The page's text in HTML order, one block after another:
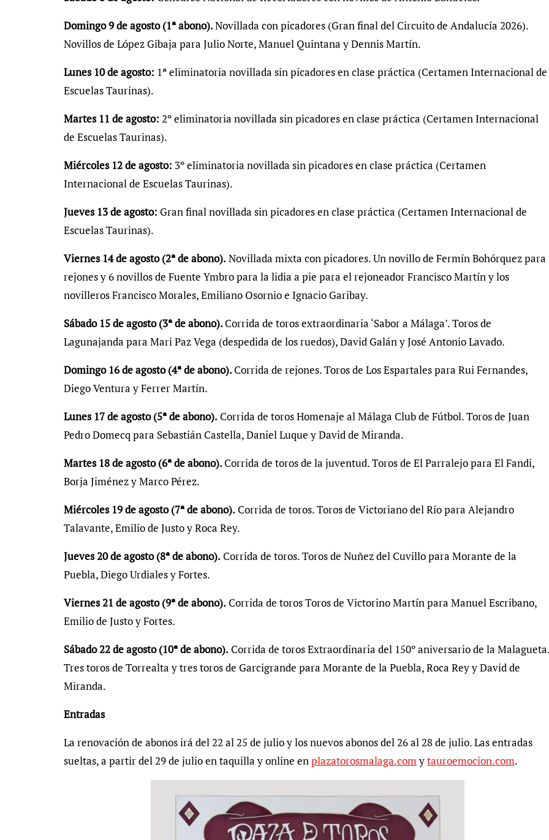
Domingo 9 de agosto (1ª abono).Novillada con picadores (Gran final del Circuito de Andalucía 2026).
Novillos de López Gibaja para Julio Norte, Manuel Quintana y Dennis Martín.
Lunes 10 de agosto: 1ª eliminatoria novillada sin picadores en clase práctica (Certamen Internacional de
Escuelas Taurinas).
Martes 11 de agosto: 2º eliminatoria novillada sin picadores en clase práctica (Certamen Internacional
de Escuelas Taurinas).
Miércoles 12 de agosto: 3º eliminatoria novillada sin picadores en clase práctica (Certamen
Internacional de Escuelas Taurinas).
Jueves 13 de agosto: Gran final novillada sin picadores en clase práctica (Certamen Internacional de
Escuelas Taurinas).
Viernes 14 de agosto (2ª de abono).Novillada mixta con picadores. Un novillo de Fermín Bohórquez para
rejones y 6 novillos de Fuente Ymbro para la lidia a pie para el rejoneador Francisco Martín y los
novilleros Francisco Morales, Emiliano Osornio e Ignacio Garibay.
Sábado 15 de agosto (3ª de abono).Corrida de toros extraordinaria ‘Sabor a Málaga’. Toros de
Lagunajanda para Mari Paz Vega (despedida de los ruedos), David Galán y José Antonio Lavado.
Domingo 16 de agosto (4ª de abono).Corrida de rejones. Toros de Los Espartales para Rui Fernandes,
Diego Ventura y Ferrer Martín.
Lunes 17 de agosto (5ª de abono). Corrida de toros Homenaje al Málaga Club de Fútbol. Toros de Juan
Pedro Domecq para Sebastián Castella, Daniel Luque y David de Miranda.
Martes 18 de agosto (6ª de abono).Corrida de toros de la juventud. Toros de El Parralejo para El Fandi,
Borja Jiménez y Marco Pérez.
Miércoles 19 de agosto (7ª de abono). Corrida de toros. Toros de Victoriano del Río para Alejandro
Talavante, Emilio de Justo y Roca Rey.
Jueves 20 de agosto (8ª de abono). Corrida de toros. Toros de Nuñez del Cuvillo para Morante de la
Puebla, Diego Urdiales y Fortes.
Viernes 21 de agosto (9ª de abono). Corrida de toros Toros de Victorino Martín para Manuel Escribano,
Emilio de Justo y Fortes.
Sábado 22 de agosto (10ª de abono). Corrida de toros Extraordinaria del 150º aniversario de la Malagueta.
Tres toros de Torrealta y tres toros de Garcigrande para Morante de la Puebla, Roca Rey y David de
Miranda.
Entradas
La renovación de abonos irá del 22 al 25 de julio y los nuevos abonos del 26 al 28 de julio. Las entradas
sueltas, a partir del 29 de julio en taquilla y online en plazatorosmalaga.comytauroemocion.com.